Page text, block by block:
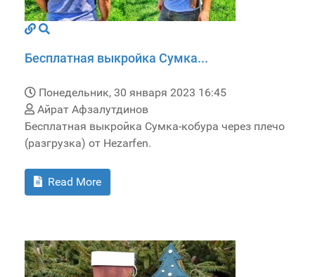
Бесплатная выкройка Сумка...
Понедельник, 30 января 2023 16:45
Айрат Афзалутдинов
Бесплатная выкройка Сумка-кобура через плечо
(разгрузка) от Hezarfen.
Read More